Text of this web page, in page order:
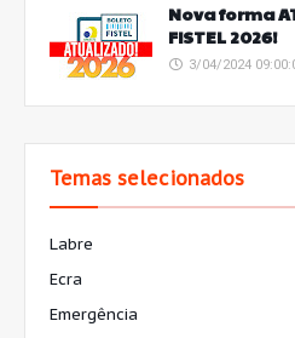
Nova forma
FISTEL 2026!
3/04/2024
Temas selecionados
Labre
Ecra
Emergência